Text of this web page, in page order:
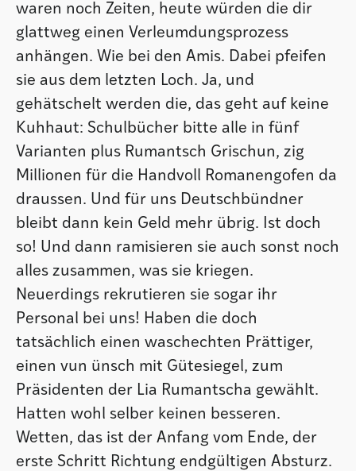
waren noch Zeiten, heute würden die dir
glattweg einen Verleumdungsprozess
anhängen. Wie bei den Amis. Dabei pfeifen
sie aus dem letzten Loch. Ja, und
gehätschelt werden die, das geht auf keine
Kuhhaut: Schulbücher bitte alle in fünf
Varianten plus Rumantsch Grischun, zig
Millionen für die Handvoll Romanengofen da
draussen. Und für uns Deutschbündner
bleibt dann kein Geld mehr übrig. Ist doch
so! Und dann ramisieren sie auch sonst noch
alles zusammen, was sie kriegen.
Neuerdings rekrutieren sie sogar ihr
Personal bei uns! Haben die doch
tatsächlich einen waschechten Prättiger,
einen vun ünsch mit Gütesiegel, zum
Präsidenten der Lia Rumantscha gewählt.
Hatten wohl selber keinen besseren.
Wetten, das ist der Anfang vom Ende, der
erste Schritt Richtung endgültigen Absturz.